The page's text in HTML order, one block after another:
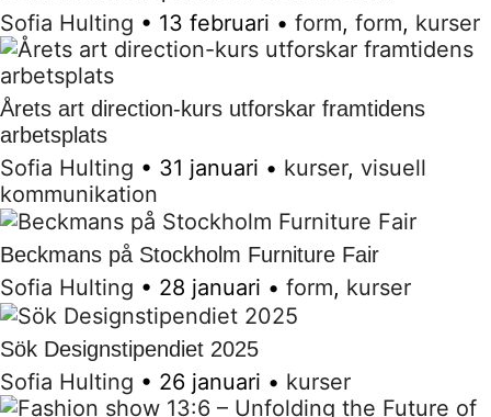
Sofia Hulting • 13 februari • form, form, kurser
Årets art direction-kurs utforskar framtidens
arbetsplats
Sofia Hulting • 31 januari • kurser, visuell
kommunikation
Beckmans på Stockholm Furniture Fair
Sofia Hulting • 28 januari • form, kurser
Sök Designstipendiet 2025
Sofia Hulting • 26 januari • kurser